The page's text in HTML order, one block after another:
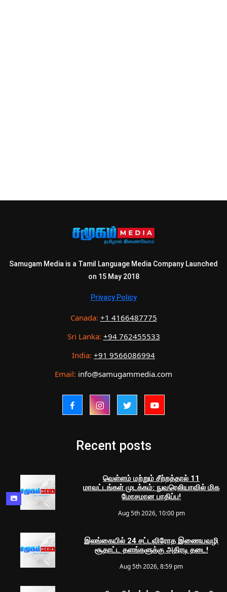
Samugam Media is a Tamil Language Media Company Launched
on 15 May 2018
Privacy Policy
Canada: +1 4166487775
Sri Lanka: +94 762455533
India: +91 9566086994
Email: info@samugammedia.com
Recent posts
வெள்ளம் மற்றும் சீற்றத்தால் 11
மாவட்டங்கள் முடக்கம்: நுவரெலியாவில் மிக
மோசமான பாதிப்பு!
Aug 5th 2026, 10:00 pm
இலங்கையில் 24 சட்டவிரோத இணையவழி
சூதாட்ட தளங்களுக்கு அதிரடி தடை!
Aug 5th 2026, 8:59 pm